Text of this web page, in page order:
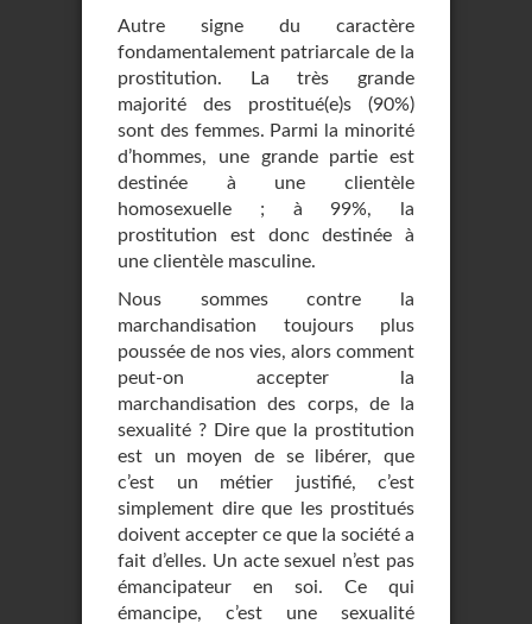
Autre signe du caractère
fondamentalement patriarcale de la
prostitution. La très grande
majorité des prostitué(e)s (90%)
sont des femmes. Parmi la minorité
d’hommes, une grande partie est
destinée à une clientèle
homosexuelle ; à 99%, la
prostitution est donc destinée à
une clientèle masculine.
Nous sommes contre la
marchandisation toujours plus
poussée de nos vies, alors comment
peut-on accepter la
marchandisation des corps, de la
sexualité ? Dire que la prostitution
est un moyen de se libérer, que
c’est un métier justifié, c’est
simplement dire que les prostitués
doivent accepter ce que la société a
fait d’elles. Un acte sexuel n’est pas
émancipateur en soi. Ce qui
émancipe, c’est une sexualité